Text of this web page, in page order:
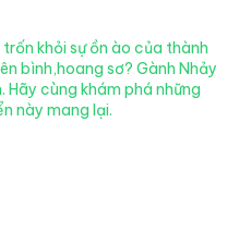
khỏi sự ồn ào của thành
bình,hoang sơ? Gành Nhảy
cùng khám phá những
này mang lại.